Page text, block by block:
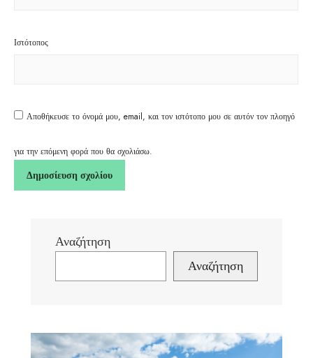
Ιστότοπος
Αποθήκευσε το όνομά μου, email, και τον ιστότοπο μου σε αυτόν τον πλοηγό
για την επόμενη φορά που θα σχολιάσω.
Αναζήτηση
Αναζήτηση